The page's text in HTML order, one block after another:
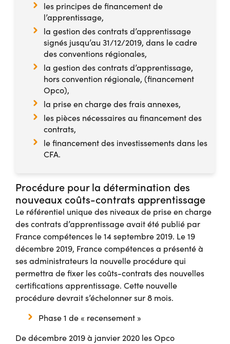
les principes de financement de
l’apprentissage,
la gestion des contrats d’apprentissage
signés jusqu’au 31/12/2019, dans le cadre
des conventions régionales,
la gestion des contrats d’apprentissage,
hors convention régionale, (financement
Opco),
la prise en charge des frais annexes,
les pièces nécessaires au financement des
contrats,
le financement des investissements dans les
CFA.
Procédure pour la détermination des
nouveaux coûts-contrats apprentissage
Le référentiel unique des niveaux de prise en charge
des contrats d’apprentissage avait été publié par
France compétences le 14 septembre 2019. Le 19
décembre 2019, France compétences a présenté à
ses administrateurs la nouvelle procédure qui
permettra de fixer les coûts-contrats des nouvelles
certifications apprentissage. Cette nouvelle
procédure devrait s’échelonner sur 8 mois.
Phase 1 de « recensement »
De décembre 2019 à janvier 2020 les Opco